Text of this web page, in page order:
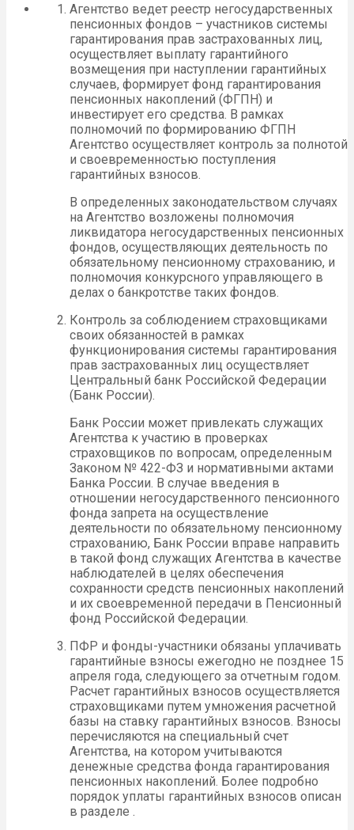
Агентство ведет реестр негосударственных
пенсионных фондов – участников системы
гарантирования прав застрахованных лиц,
осуществляет выплату гарантийного
возмещения при наступлении гарантийных
случаев, формирует фонд гарантирования
пенсионных накоплений (ФГПН) и
инвестирует его средства. В рамках
полномочий по формированию ФГПН
Агентство осуществляет контроль за полнотой
и своевременностью поступления
гарантийных взносов.
В определенных законодательством случаях
на Агентство возложены полномочия
ликвидатора негосударственных пенсионных
фондов, осуществляющих деятельность по
обязательному пенсионному страхованию, и
полномочия конкурсного управляющего в
делах о банкротстве таких фондов.
Контроль за соблюдением страховщиками
своих обязанностей в рамках
функционирования системы гарантирования
прав застрахованных лиц осуществляет
Центральный банк Российской Федерации
(Банк России).
Банк России может привлекать служащих
Агентства к участию в проверках
страховщиков по вопросам, определенным
Законом № 422-ФЗ и нормативными актами
Банка России. В случае введения в
отношении негосударственного пенсионного
фонда запрета на осуществление
деятельности по обязательному пенсионному
страхованию, Банк России вправе направить
в такой фонд служащих Агентства в качестве
наблюдателей в целях обеспечения
сохранности средств пенсионных накоплений
и их своевременной передачи в Пенсионный
фонд Российской Федерации.
ПФР и фонды-участники обязаны уплачивать
гарантийные взносы ежегодно не позднее 15
апреля года, следующего за отчетным годом.
Расчет гарантийных взносов осуществляется
страховщиками путем умножения расчетной
базы на ставку гарантийных взносов. Взносы
перечисляются на специальный счет
Агентства, на котором учитываются
денежные средства фонда гарантирования
пенсионных накоплений. Более подробно
порядок уплаты гарантийных взносов описан
в разделе .